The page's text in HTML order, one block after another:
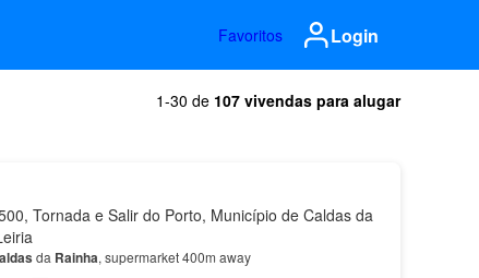
Favoritos Login
1-30 de 107 vivendas para alugar
Tornada e Salir do Porto, Município de Caldas da
da Rainha, supermarket 400m away